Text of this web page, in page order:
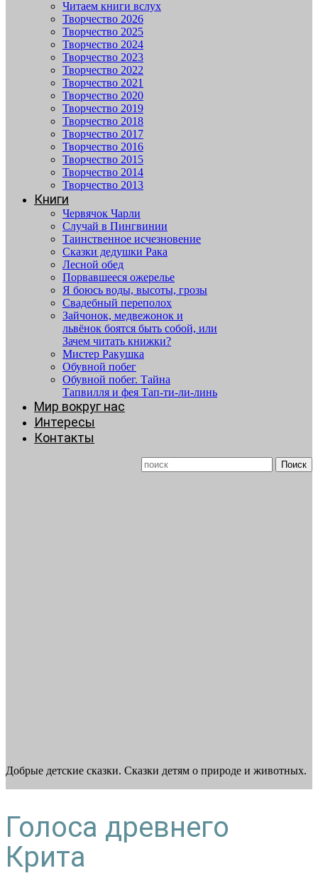
Читаем книги вслух
Творчество 2026
Творчество 2025
Творчество 2024
Творчество 2023
Творчество 2022
Творчество 2021
Творчество 2020
Творчество 2019
Творчество 2018
Творчество 2017
Творчество 2016
Творчество 2015
Творчество 2014
Творчество 2013
Книги
Червячок Чарли
Случай в Пингвинии
Таинственное исчезновение
Сказки дедушки Рака
Лесной обед
Порвавшееся ожерелье
Я боюсь воды, высоты, грозы
Свадебный переполох
Зайчонок, медвежонок и
львёнок боятся быть собой, или
Зачем читать книжки?
Мистер Ракушка
Обувной побег
Обувной побег. Тайна
Тапвилля и фея Тап-ти-ли-линь
Мир вокруг нас
Интересы
Контакты
Добрые детские сказки. Сказки детям о природе и животных.
Голоса древнего
Крита